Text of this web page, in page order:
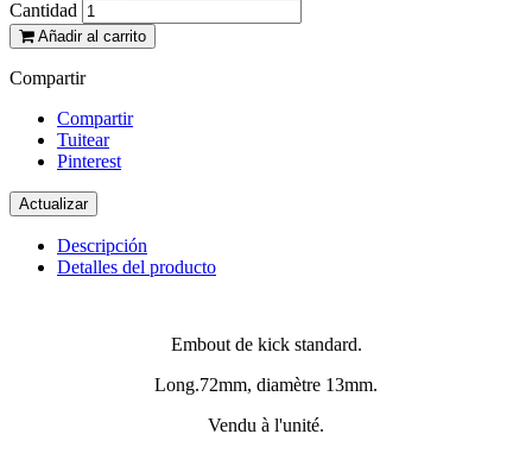
Cantidad
Añadir al carrito
Compartir
Compartir
Tuitear
Pinterest
Descripción
Detalles del producto
Embout de kick standard.
Long.72mm, diamètre 13mm.
Vendu à l'unité.